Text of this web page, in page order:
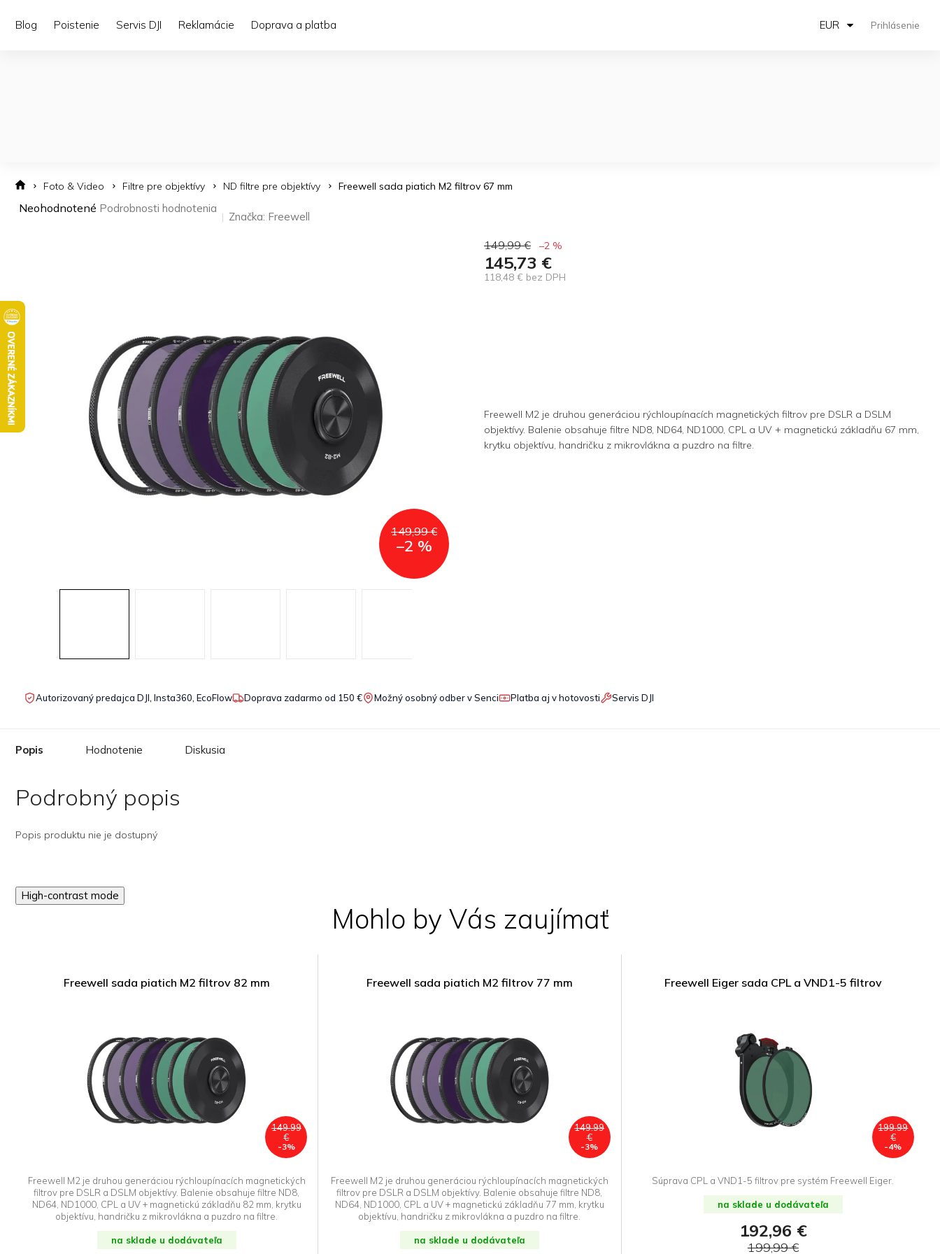
Blog Poistenie Servis DJI Reklamácie Doprava a platba EUR Prihlásenie
Foto & Video Filtre pre objektívy ND filtre pre objektívy Freewell sada piatich M2 filtrov 67 mm
Priemerné
Neohodnotené Podrobnosti hodnotenia
Značka: Freewell
149,99 €
–2 %
149,99 € –2 %
145,73 €
118,48 € bez DPH
Freewell M2 je druhou generáciou rýchloupínacích magnetických filtrov pre DSLR a DSLM
objektívy. Balenie obsahuje filtre ND8, ND64, ND1000, CPL a UV + magnetickú základňu 67 mm,
krytku objektívu, handričku z mikrovlákna a puzdro na filtre.
Autorizovaný predajca DJI, Insta360, EcoFlow Doprava zadarmo od 150 € Možný osobný odber v Senci Platba aj v hotovosti Servis DJI
Popis Hodnotenie Diskusia
Podrobný popis
Popis produktu nie je dostupný
High-contrast mode
Mohlo by Vás zaujímať
Freewell sada piatich M2 filtrov 82 mm
149.99
€
-3%
Freewell M2 je druhou generáciou rýchloupínacích magnetických
filtrov pre DSLR a DSLM objektívy. Balenie obsahuje filtre ND8,
ND64, ND1000, CPL a UV + magnetickú základňu 82 mm, krytku
objektívu, handričku z mikrovlákna a puzdro na filtre.
na sklade u dodávateľa
Freewell sada piatich M2 filtrov 77 mm
149.99
€
-3%
Freewell M2 je druhou generáciou rýchloupínacích magnetických
filtrov pre DSLR a DSLM objektívy. Balenie obsahuje filtre ND8,
ND64, ND1000, CPL a UV + magnetickú základňu 77 mm, krytku
objektívu, handričku z mikrovlákna a puzdro na filtre.
na sklade u dodávateľa
Freewell Eiger sada CPL a VND1-5 filtrov
199.99
€
-4%
Súprava CPL a VND1-5 filtrov pre systém Freewell Eiger.
na sklade u dodávateľa
192,96 €
199,99 €